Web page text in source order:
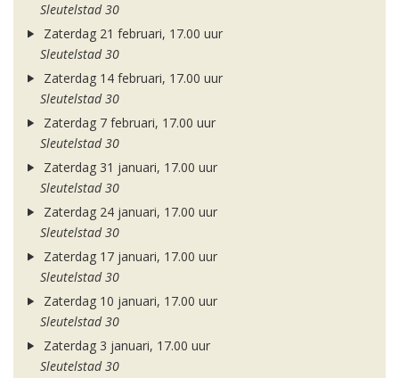
Sleutelstad 30
Zaterdag 21 februari, 17.00 uur
Sleutelstad 30
Zaterdag 14 februari, 17.00 uur
Sleutelstad 30
Zaterdag 7 februari, 17.00 uur
Sleutelstad 30
Zaterdag 31 januari, 17.00 uur
Sleutelstad 30
Zaterdag 24 januari, 17.00 uur
Sleutelstad 30
Zaterdag 17 januari, 17.00 uur
Sleutelstad 30
Zaterdag 10 januari, 17.00 uur
Sleutelstad 30
Zaterdag 3 januari, 17.00 uur
Sleutelstad 30